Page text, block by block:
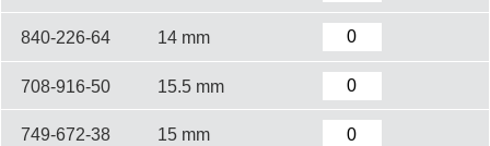
840-226-64 14 mm
708-916-50 15.5 mm
749-672-38 15 mm